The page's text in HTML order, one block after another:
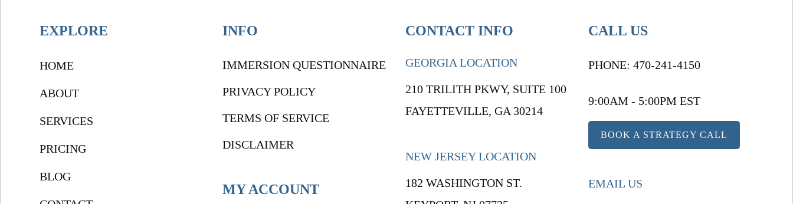
EXPLORE
HOME
ABOUT
SERVICES
PRICING
BLOG
INFO
IMMERSION QUESTIONNAIRE
PRIVACY POLICY
TERMS OF SERVICE
DISCLAIMER
MY ACCOUNT
CONTACT INFO
GEORGIA LOCATION
210 TRILITH PKWY, SUITE 100
FAYETTEVILLE, GA 30214
NEW JERSEY LOCATION
182 WASHINGTON ST.
CALL US
PHONE: 470-241-4150
9:00AM - 5:00PM EST
BOOK A STRATEGY CALL
EMAIL US